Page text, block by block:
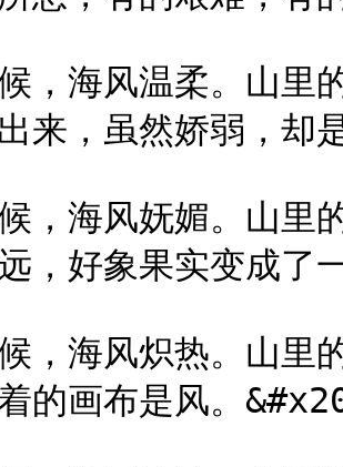
，海风温柔。山里
来，虽然娇弱，却
，海风妩媚。山里
，好象果实变成了
，海风炽热。山里
的画布是风。